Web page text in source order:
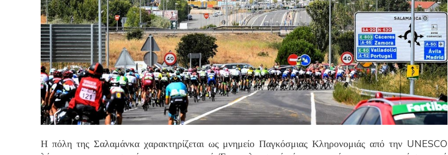
Η πόλη της Σαλαμάνκα χαρακτηρίζεται ως μνημείο Παγκόσμιας Κληρονομιάς από την UNESCO